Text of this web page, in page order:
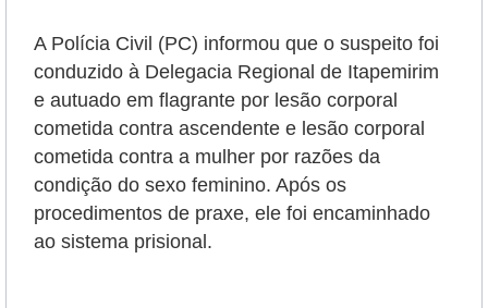
A Polícia Civil (PC) informou que o suspeito foi
conduzido à Delegacia Regional de Itapemirim
e autuado em flagrante por lesão corporal
cometida contra ascendente e lesão corporal
cometida contra a mulher por razões da
condição do sexo feminino. Após os
procedimentos de praxe, ele foi encaminhado
ao sistema prisional.